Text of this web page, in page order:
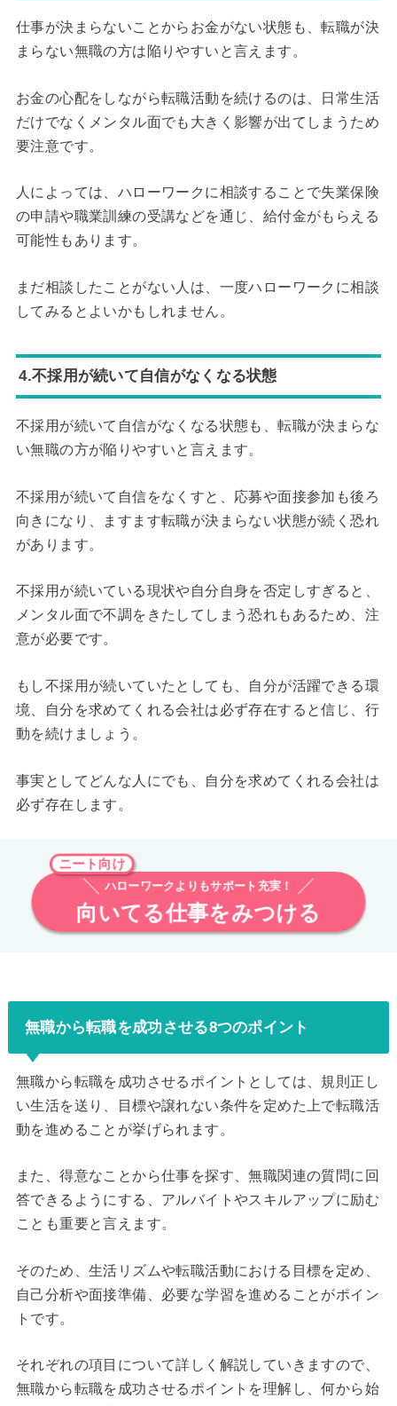
仕事が決まらないことからお金がない状態も、転職が決
まらない無職の方は陥りやすいと言えます。
お金の心配をしながら転職活動を続けるのは、日常生活
だけでなくメンタル面でも大きく影響が出てしまうため
要注意です。
人によっては、ハローワークに相談することで失業保険
の申請や職業訓練の受講などを通じ、給付金がもらえる
可能性もあります。
まだ相談したことがない人は、一度ハローワークに相談
してみるとよいかもしれません。
4.不採用が続いて自信がなくなる状態
不採用が続いて自信がなくなる状態も、転職が決まらな
い無職の方が陥りやすいと言えます。
不採用が続いて自信をなくすと、応募や面接参加も後ろ
向きになり、ますます転職が決まらない状態が続く恐れ
があります。
不採用が続いている現状や自分自身を否定しすぎると、
メンタル面で不調をきたしてしまう恐れもあるため、注
意が必要です。
もし不採用が続いていたとしても、自分が活躍できる環
境、自分を求めてくれる会社は必ず存在すると信じ、行
動を続けましょう。
事実としてどんな人にでも、自分を求めてくれる会社は
必ず存在します。
ニート向け
ハローワークよりもサポート充実！
向いてる仕事をみつける
無職から転職を成功させる8つのポイント
無職から転職を成功させるポイントとしては、規則正し
い生活を送り、目標や譲れない条件を定めた上で転職活
動を進めることが挙げられます。
また、得意なことから仕事を探す、無職関連の質問に回
答できるようにする、アルバイトやスキルアップに励む
ことも重要と言えます。
そのため、生活リズムや転職活動における目標を定め、
自己分析や面接準備、必要な学習を進めることがポイン
トです。
それぞれの項目について詳しく解説していきますので、
無職から転職を成功させるポイントを理解し、何から始